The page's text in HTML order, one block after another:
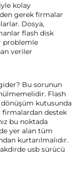
kolay
gerek firmalar
Dosya,
flash disk
problemle
veriler
Bu sorunun
Flash
kutusunda
firmalardan destek
bu noktada
yer alan tüm
kurtarılmalıdır.
usb sürücü